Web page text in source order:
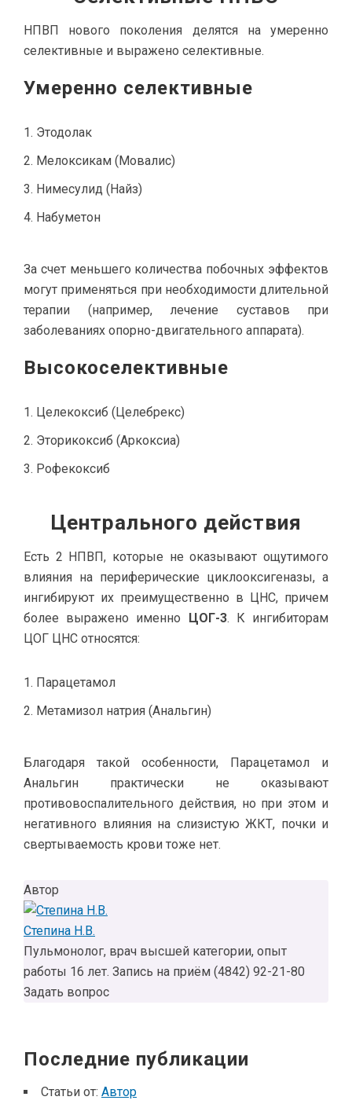
НПВП нового поколения делятся на умеренно
селективные и выражено селективные.
Умеренно селективные
Этодолак
Мелоксикам (Мовалис)
Нимесулид (Найз)
Набуметон
За счет меньшего количества побочных эффектов
могут применяться при необходимости длительной
терапии (например, лечение суставов при
заболеваниях опорно-двигательного аппарата).
Высокоселективные
Целекоксиб (Целебрекс)
Эторикоксиб (Аркоксиа)
Рофекоксиб
Центрального действия
Есть 2 НПВП, которые не оказывают ощутимого
влияния на периферические циклооксигеназы, а
ингибируют их преимущественно в ЦНС, причем
более выражено именно ЦОГ-3. К ингибиторам
ЦОГ ЦНС относятся:
Парацетамол
Метамизол натрия (Анальгин)
Благодаря такой особенности, Парацетамол и
Анальгин практически не оказывают
противовоспалительного действия, но при этом и
негативного влияния на слизистую ЖКТ, почки и
свертываемость крови тоже нет.
Автор
Степина Н.В.
Пульмонолог, врач высшей категории, опыт
работы 16 лет. Запись на приём (4842) 92-21-80
Задать вопрос
Последние публикации
Статьи от: Автор